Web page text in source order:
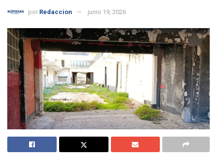
por Redaccion junio 19, 2026